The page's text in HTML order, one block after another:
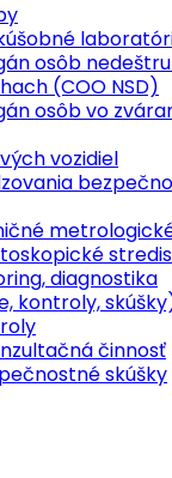
osôb
(COO NSD)
osôb vo
vozidiel
diagnostika
kontroly,
činnosť
skúšky